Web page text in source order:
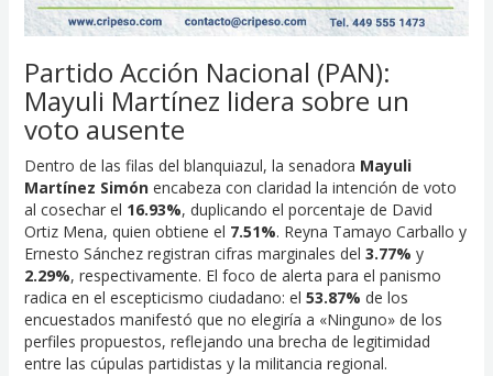
Partido Acción Nacional (PAN):
Mayuli Martínez lidera sobre un
voto ausente
Dentro de las filas del blanquiazul, la senadora Mayuli
Martínez Simónencabeza con claridad la intención de voto
al cosechar el 16.93%, duplicando el porcentaje de David
Ortiz Mena, quien obtiene el 7.51%. Reyna Tamayo Carballo y
Ernesto Sánchez registran cifras marginales del 3.77% y
2.29%, respectivamente. El foco de alerta para el panismo
radica en el escepticismo ciudadano: el 53.87% de los
encuestados manifestó que no elegiría a «Ninguno» de los
perfiles propuestos, reflejando una brecha de legitimidad
entre las cúpulas partidistas y la militancia regional.